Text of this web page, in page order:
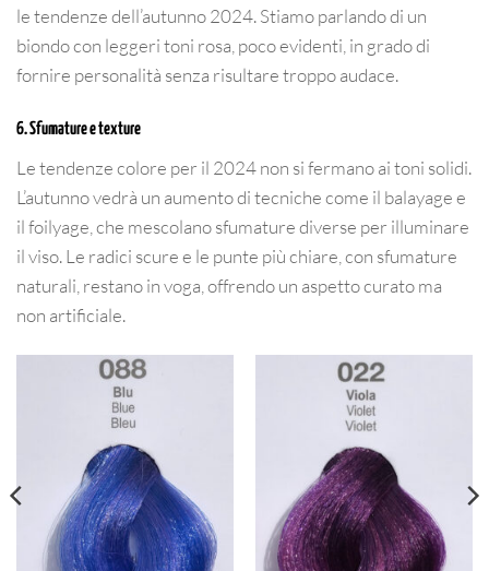
le tendenze dell’autunno 2024. Stiamo parlando di un
biondo con leggeri toni rosa, poco evidenti, in grado di
fornire personalità senza risultare troppo audace.
6. Sfumature e texture
Le tendenze colore per il 2024 non si fermano ai toni solidi.
L’autunno vedrà un aumento di tecniche come il balayage e
il foilyage, che mescolano sfumature diverse per illuminare
il viso. Le radici scure e le punte più chiare, con sfumature
naturali, restano in voga, offrendo un aspetto curato ma
non artificiale.